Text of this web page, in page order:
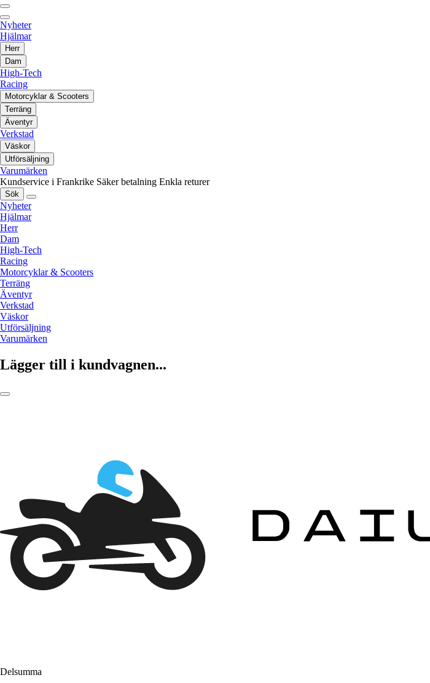
Nyheter
Hjälmar
Herr
Dam
High-Tech
Racing
Motorcyklar & Scooters
Terräng
Äventyr
Verkstad
Väskor
Utförsäljning
Varumärken
Kundservice i Frankrike Säker betalning Enkla returer
Sök
Nyheter
Hjälmar
Herr
Dam
High-Tech
Racing
Motorcyklar & Scooters
Terräng
Äventyr
Verkstad
Väskor
Utförsäljning
Varumärken
Lägger till i kundvagnen...
Delsumma